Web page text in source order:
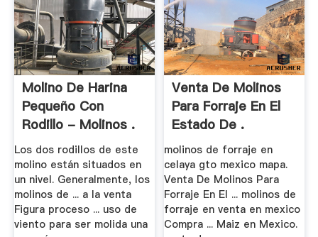
Molino De Harina
Pequeño Con
Rodillo - Molinos .
Los dos rodillos de este
molino están situados en
un nivel. Generalmente, los
molinos de ... a la venta
Figura proceso ... uso de
viento para ser molida una
Venta De Molinos
Para Forraje En El
Estado De .
molinos de forraje en
celaya gto mexico mapa.
Venta De Molinos Para
Forraje En El ... molinos de
forraje en venta en mexico
Compra ... Maiz en Mexico.